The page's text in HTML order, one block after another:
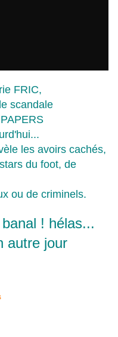
FRIC,
scandale
les avoirs cachés,
du foot, de
ou de criminels.
! hélas...
autre jour